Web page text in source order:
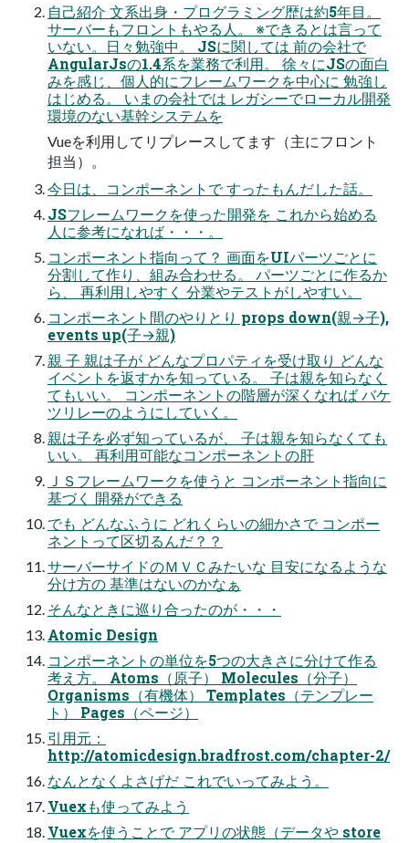
自己紹介 文系出身・プログラミング歴は約5年目。
サーバーもフロントもやる人。 ※できるとは言って
いない。日々勉強中。 JSに関しては 前の会社で
AngularJsの1.4系を業務で利用。 徐々にJSの面白
みを感じ、個人的にフレームワークを中心に 勉強し
はじめる。 いまの会社では レガシーでローカル開発
環境のない基幹システムを
Vueを利用してリプレースしてます（主にフロント
担当）。
今日は、コンポーネントで すったもんだした話。
JSフレームワークを使った開発を これから始める
人に参考になれば・・・。
コンポーネント指向って？ 画面をUIパーツごとに
分割して作り、組み合わせる。 パーツごとに作るか
ら、 再利用しやすく 分業やテストがしやすい。
コンポーネント間のやりとり props down(親→子),
events up(子→親)
親 子 親は子が どんなプロパティを受け取り どんな
イベントを返すかを知っている。 子は親を知らなく
てもいい。 コンポーネントの階層が深くなれば バケ
ツリレーのようにしていく。
親は子を必ず知っているが、 子は親を知らなくても
いい。 再利用可能なコンポーネントの肝
ＪＳフレームワークを使うと コンポーネント指向に
基づく 開発ができる
でも どんなふうに どれくらいの細かさで コンポー
ネントって区切るんだ？？
サーバーサイドのＭＶＣみたいな 目安になるような
分け方の 基準はないのかなぁ
そんなときに巡り合ったのが・・・
Atomic Design
コンポーネントの単位を5つの大きさに分けて作る
考え方。 Atoms（原子） Molecules（分子）
Organisms（有機体） Templates（テンプレー
ト） Pages（ページ）
引用元：
http://atomicdesign.bradfrost.com/chapter-2/
なんとなくよさげだ これでいってみよう。
Vuexも使ってみよう
Vuexを使うことで アプリの状態（データや store